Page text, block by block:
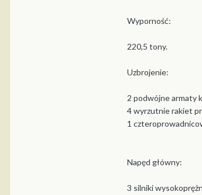
Wyporność:
220,5 tony.
Uzbrojenie:
2 podwójne armaty
4 wyrzutnie rakiet
1
Napęd główny:
3 silniki